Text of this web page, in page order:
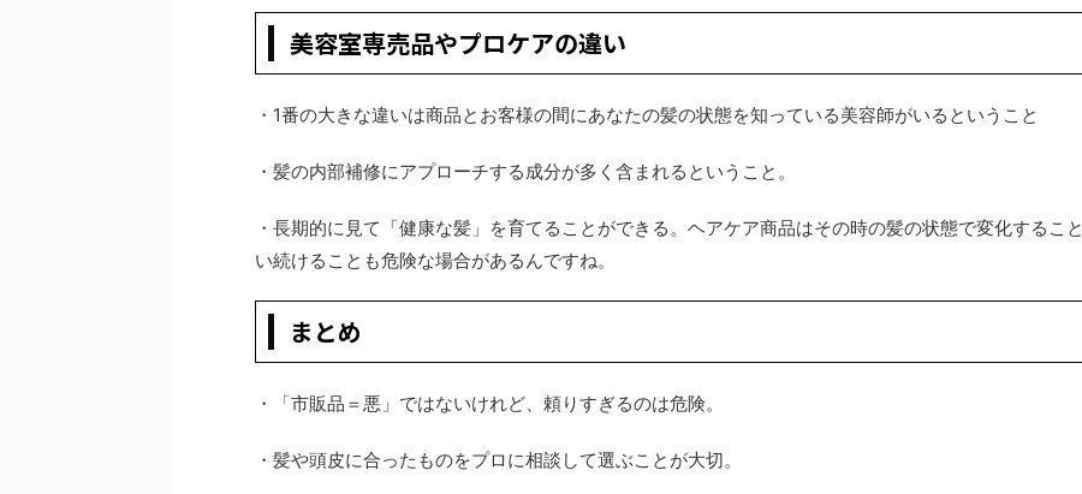
美容室専売品やプロケアの違い
・1番の大きな違いは商品とお客様の間にあなたの髪の状態を知っている美容師がいるということ
・髪の内部補修にアプローチする成分が多く含まれるということ。
・長期的に見て「健康な髪」を育てることができる。ヘアケア商品はその時の髪の状態で変化するこ
い続けることも危険な場合があるんですね。
まとめ
・「市販品＝悪」ではないけれど、頼りすぎるのは危険。
・髪や頭皮に合ったものをプロに相談して選ぶことが大切。